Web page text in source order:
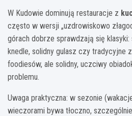
W Kudowie dominują restauracje z
często w wersji „uzdrowiskowo
górach dobrze sprawdzają się
knedle, solidny gulasz czy tradycyjne
foodiesów, ale solidny, uczciwy
problemu.
Uwaga praktyczna: w sezonie
wieczorami bywa tłoczno,